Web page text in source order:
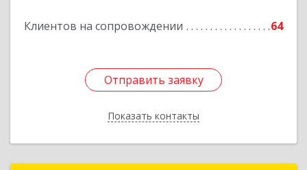
Клиентов на сопровождении 64
Отправить заявку
Показать контакты
Отправить заявку
Назад